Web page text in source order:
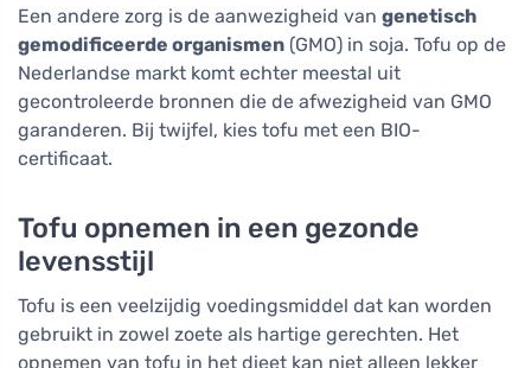
Een andere zorg is de aanwezigheid van genetisch
gemodificeerde organismen (GMO) in soja. Tofu op de
Nederlandse markt komt echter meestal uit
gecontroleerde bronnen die de afwezigheid van GMO
garanderen. Bij twijfel, kies tofu met een BIO-
certificaat.
Tofu opnemen in een gezonde
levensstijl
Tofu is een veelzijdig voedingsmiddel dat kan worden
gebruikt in zowel zoete als hartige gerechten. Het
opnemen van tofu in het dieet kan niet alleen lekker